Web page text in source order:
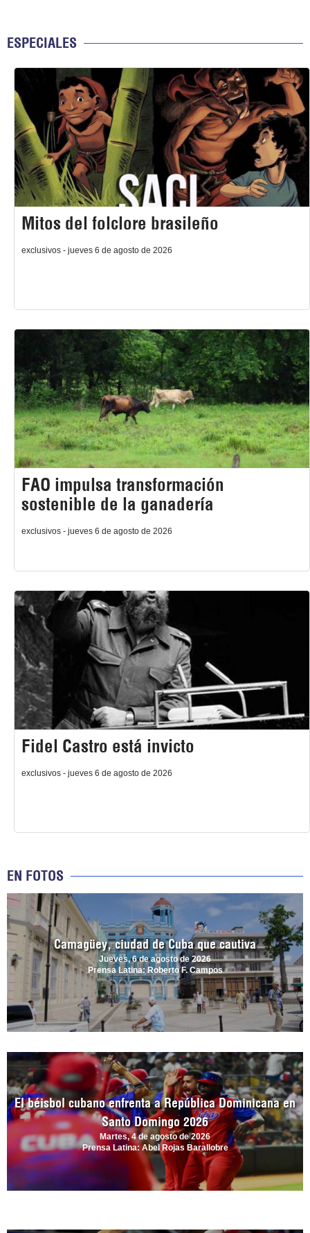
ESPECIALES
Mitos del folclore brasileño
exclusivos - jueves 6 de agosto de 2026
FAO impulsa transformación
sostenible de la ganadería
exclusivos - jueves 6 de agosto de 2026
Fidel Castro está invicto
exclusivos - jueves 6 de agosto de 2026
EN FOTOS
Camagüey, ciudad de Cuba que cautiva
Jueves, 6 de agosto de 2026
Prensa Latina: Roberto F. Campos
El béisbol cubano enfrenta a República Dominicana en
Santo Domingo 2026
Martes, 4 de agosto de 2026
Prensa Latina: Abel Rojas Barallobre